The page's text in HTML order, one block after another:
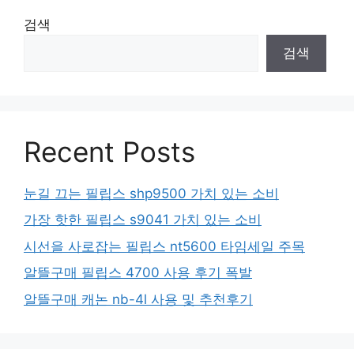
검색
검색
Recent Posts
눈길 끄는 필립스 shp9500 가치 있는 소비
가장 핫한 필립스 s9041 가치 있는 소비
시선을 사로잡는 필립스 nt5600 타임세일 주목
알뜰구매 필립스 4700 사용 후기 폭발
알뜰구매 캐논 nb-4l 사용 및 추천후기